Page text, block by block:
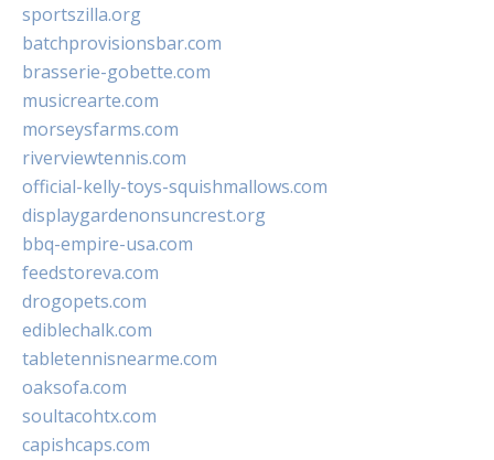
sportszilla.org
batchprovisionsbar.com
brasserie-gobette.com
musicrearte.com
morseysfarms.com
riverviewtennis.com
official-kelly-toys-squishmallows.com
displaygardenonsuncrest.org
bbq-empire-usa.com
feedstoreva.com
drogopets.com
ediblechalk.com
tabletennisnearme.com
oaksofa.com
soultacohtx.com
capishcaps.com